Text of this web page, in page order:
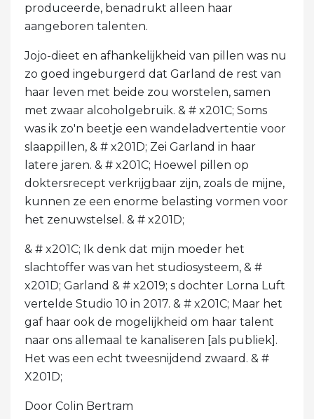
produceerde, benadrukt alleen haar
aangeboren talenten.
Jojo-dieet en afhankelijkheid van pillen was nu
zo goed ingeburgerd dat Garland de rest van
haar leven met beide zou worstelen, samen
met zwaar alcoholgebruik. & # x201C; Soms
was ik zo'n beetje een wandeladvertentie voor
slaappillen, & # x201D; Zei Garland in haar
latere jaren. & # x201C; Hoewel pillen op
doktersrecept verkrijgbaar zijn, zoals de mijne,
kunnen ze een enorme belasting vormen voor
het zenuwstelsel. & # x201D;
& # x201C; Ik denk dat mijn moeder het
slachtoffer was van het studiosysteem, & #
x201D; Garland & # x2019; s dochter Lorna Luft
vertelde Studio 10 in 2017. & # x201C; Maar het
gaf haar ook de mogelijkheid om haar talent
naar ons allemaal te kanaliseren [als publiek].
Het was een echt tweesnijdend zwaard. & #
X201D;
Door Colin Bertram